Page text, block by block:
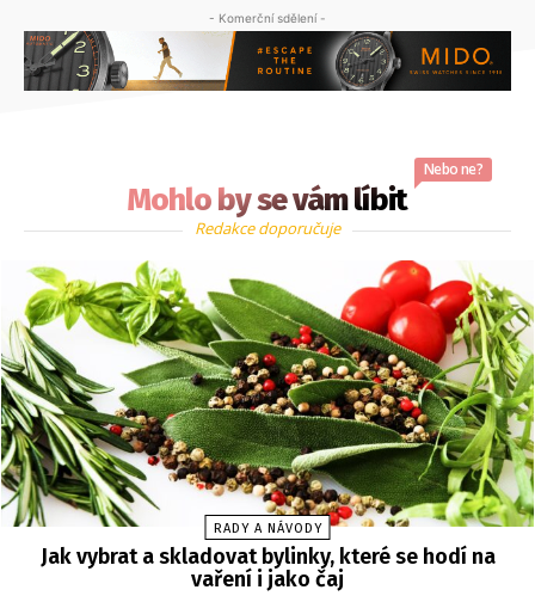
- Komerční sdělení -
Mohlo by se vám líbit
Nebo ne?
Redakce doporučuje
RADY A NÁVODY
Jak vybrat a skladovat bylinky, které se hodí na
vaření i jako čaj